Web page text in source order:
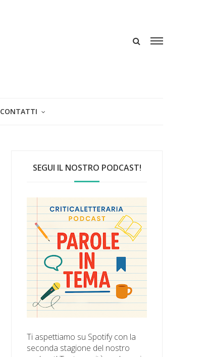
CONTATTI
SEGUI IL NOSTRO PODCAST!
Ti aspettiamo su Spotify con la
seconda stagione del nostro